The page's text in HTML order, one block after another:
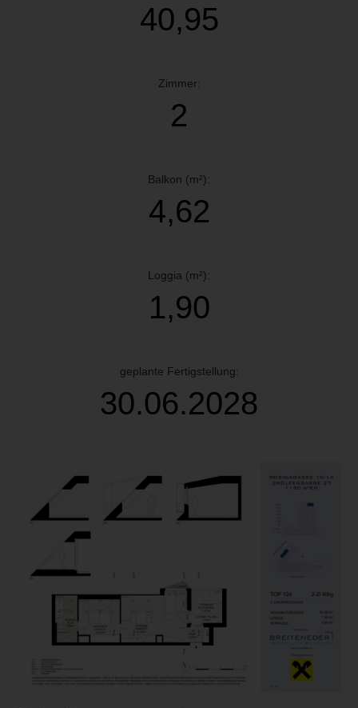
40,95
Zimmer:
2
Balkon (m²):
4,62
Loggia (m²):
1,90
geplante Fertigstellung:
30.06.2028